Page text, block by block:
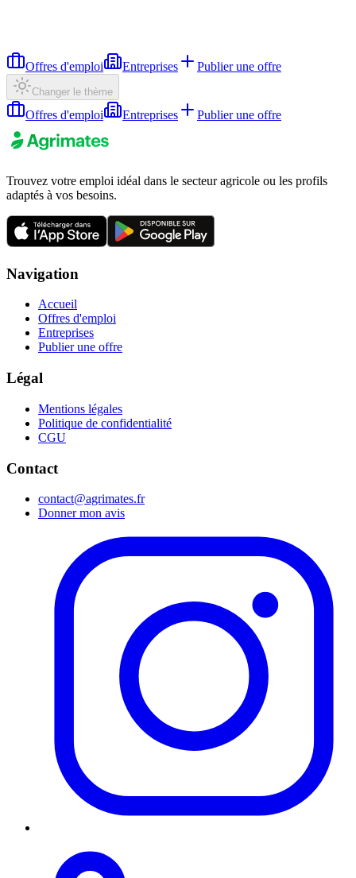
Offres d'emploi Entreprises Publier une offre
Changer le thème
Offres d'emploi Entreprises Publier une offre
Trouvez votre emploi idéal dans le secteur agricole ou les profils
adaptés à vos besoins.
Navigation
Accueil
Offres d'emploi
Entreprises
Publier une offre
Légal
Mentions légales
Politique de confidentialité
CGU
Contact
contact@agrimates.fr
Donner mon avis